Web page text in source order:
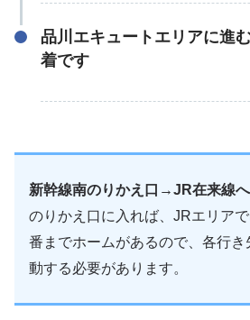
品川エキュートエリアに進
着です
新幹線南のりかえ口→JR在来線
のりかえ口に入れば、JRエリア
番までホームがあるので、各行
動する必要があります。